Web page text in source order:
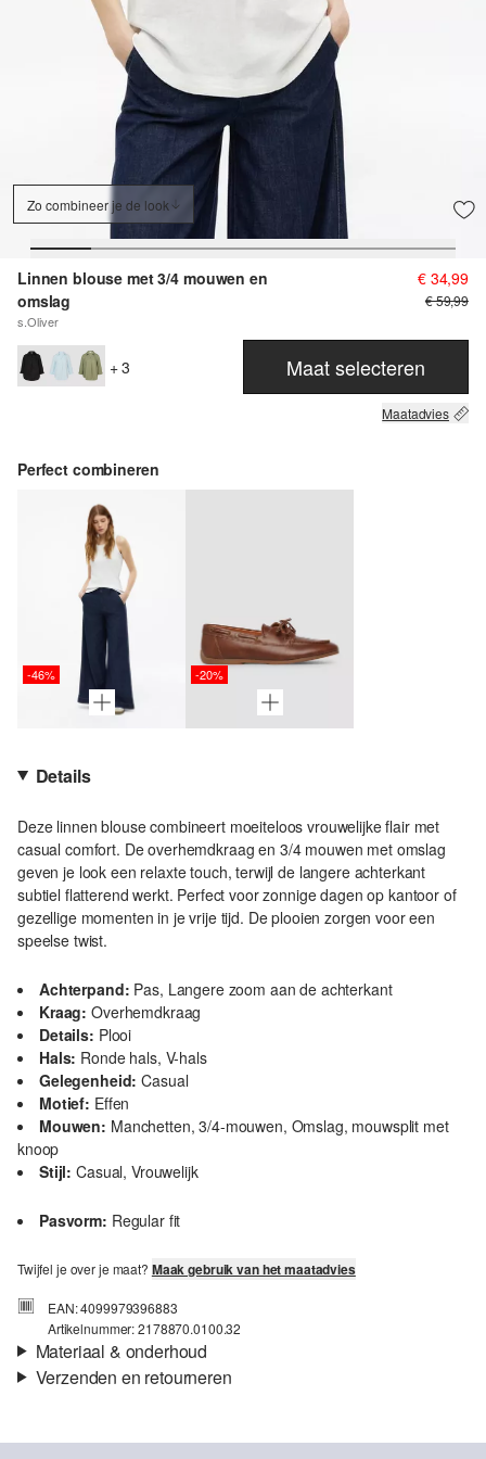
Zo combineer je de look
Linnen blouse met 3/4 mouwen en
omslag
s.Oliver
€ 34,99
€ 59,99
+ 3 Maat selecteren
Maatadvies
Perfect combineren
-46% -20%
Details
Deze linnen blouse combineert moeiteloos vrouwelijke flair met
casual comfort. De overhemdkraag en 3/4 mouwen met omslag
geven je look een relaxte touch, terwijl de langere achterkant
subtiel flatterend werkt. Perfect voor zonnige dagen op kantoor of
gezellige momenten in je vrije tijd. De plooien zorgen voor een
speelse twist.
Achterpand: Pas, Langere zoom aan de achterkant
Kraag: Overhemdkraag
Details: Plooi
Hals: Ronde hals, V-hals
Gelegenheid: Casual
Motief: Effen
Mouwen: Manchetten, 3/4-mouwen, Omslag, mouwsplit met
knoop
Stijl: Casual, Vrouwelijk
Pasvorm: Regular fit
Twijfel je over je maat? Maak gebruik van het maatadvies
EAN: 4099979396883
Artikelnummer: 2178870.0100.32
Materiaal & onderhoud
Verzenden en retourneren